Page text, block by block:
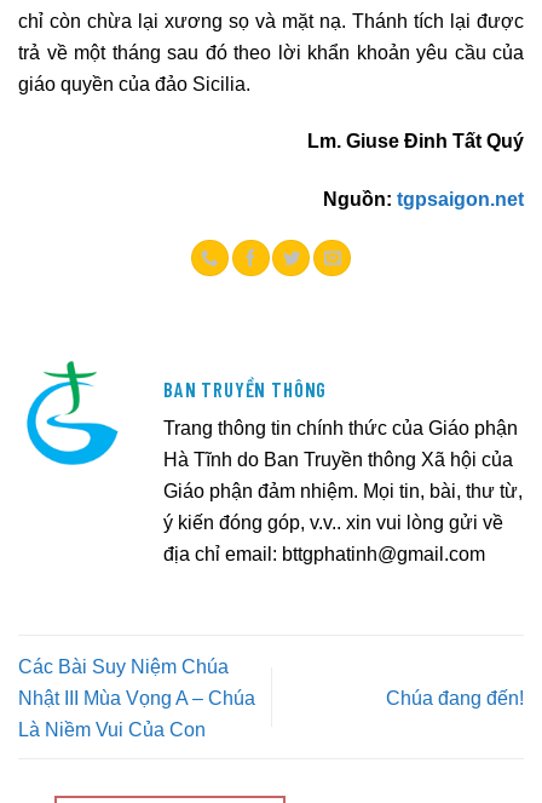
chỉ còn chừa lại xương sọ và mặt nạ. Thánh tích lại được
trả về một tháng sau đó theo lời khẩn khoản yêu cầu của
giáo quyền của đảo Sicilia.
Lm. Giuse Đinh Tất Quý
Nguồn: tgpsaigon.net
BAN TRUYỀN THÔNG
Trang thông tin chính thức của Giáo phận
Hà Tĩnh do Ban Truyền thông Xã hội của
Giáo phận đảm nhiệm. Mọi tin, bài, thư từ,
ý kiến đóng góp, v.v.. xin vui lòng gửi về
địa chỉ email: bttgphatinh@gmail.com
Các Bài Suy Niệm Chúa
Nhật III Mùa Vọng A – Chúa
Là Niềm Vui Của Con
Chúa đang đến!